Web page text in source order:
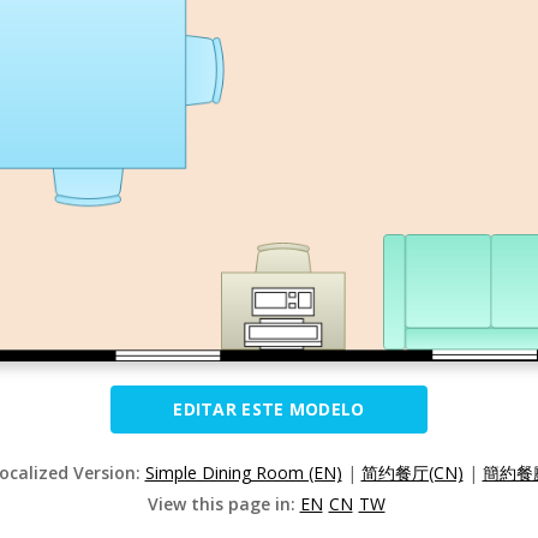
EDITAR ESTE MODELO
Version: Simple Dining Room (EN) | 简约餐厅(CN) | 簡約餐
View this page in: EN CN TW